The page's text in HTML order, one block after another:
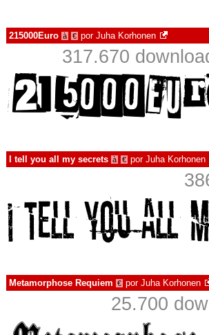
215000Euro à € por Juha Korhonen
317.670
I tell you all my secrets à € por Juha Korhonen
Metamorphose Requiem € por Juha Korhonen
25.700